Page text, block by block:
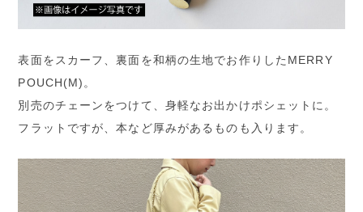
表面をスカーフ、裏面を和柄の生地でお作りしたMERRY
POUCH(M)。
別売のチェーンをつけて、身軽なお出かけポシェットに。
フラットですが、本など厚みがあるものも入ります。